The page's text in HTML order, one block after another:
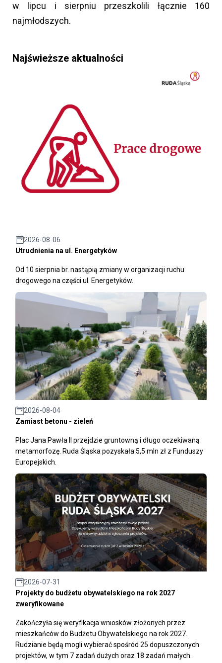
w lipcu i sierpniu przeszkolili łącznie 160
najmłodszych.
Najświeższe aktualności
2026-08-06
Utrudnienia na ul. Energetyków
Od 10 sierpnia br. nastąpią zmiany w organizacji ruchu
drogowego na części ul. Energetyków.
2026-08-04
Zamiast betonu - zieleń
Plac Jana Pawła II przejdzie gruntowną i długo oczekiwaną
metamorfozę. Ruda Śląska pozyskała 5,5 mln zł z Funduszy
Europejskich.
2026-07-31
Projekty do budżetu obywatelskiego na rok 2027
zweryfikowane
Zakończyła się weryfikacja wniosków złożonych przez
mieszkańców do Budżetu Obywatelskiego na rok 2027.
Rudzianie będą mogli wybierać spośród 25 dopuszczonych
projektów, w tym 7 zadań dużych oraz 18 zadań małych.